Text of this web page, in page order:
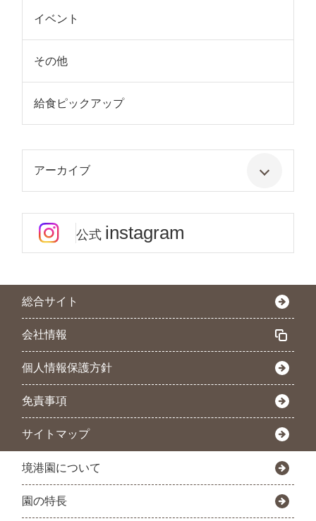
イベント
その他
給食ピックアップ
アーカイブ
公式 instagram
総合サイト
会社情報
個人情報保護方針
免責事項
サイトマップ
境港園について
園の特長